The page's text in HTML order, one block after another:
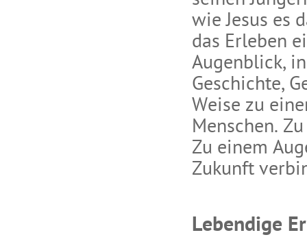
wie Jesus es
das Erleben
Augenblick,
Geschichte,
Weise zu
Menschen.
Zu einem
Zukunft
Lebendige